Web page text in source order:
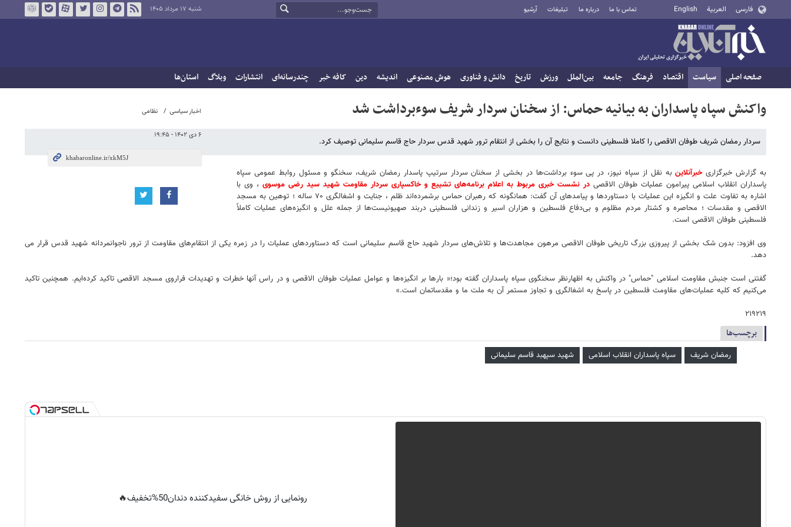
فارسی العربية English تماس با ما درباره ما تبلیغات آرشیو شنبه ۱۷ مرداد ۱۴۰۵
صفحه اصلی سیاست اقتصاد فرهنگ جامعه بین‌الملل ورزش تاریخ دانش و فناوری هوش مصنوعی اندیشه دین کافه خبر چندرسانه‌ای انتشارات وبلاگ استان‌ها
اخبار سیاسی نظامی
۶ دی ۱۴۰۲ - ۱۹:۴۵
واکنش سپاه پاسداران به بیانیه حماس: از سخنان سردار شریف سوءبرداشت شد
سردار رمضان شریف طوفان الاقصی را کاملا فلسطینی دانست و نتایج آن را بخشی از انتقام ترور شهید قدس سردار حاج قاسم سلیمانی توصیف کرد.
به گزارش خبرگزاریخبرآنلاینبه نقل از سپاه نیوز، در پی سوء برداشت‌ها در بخشی از سخنان سردار سرتیپ پاسدار رمضان شریف، سخنگو و مسئول روابط عمومی سپاه
پاسداران انقلاب اسلامی پیرامون عملیات طوفان الاقصی در نشست خبری مربوط به اعلام برنامه‌های تشییع و خاکسپاری سردار مقاومت شهید سید رضی موسوی ، وی با
اشاره به تفاوت علت و انگیزه این عملیات با دستاوردها و پیامدهای آن گفت: همانگونه که رهبران حماس برشمرده‌اند ظلم ، جنایت و اشغالگری ۷۰ ساله ؛ توهین به مسجد
الاقصی و مقدسات ؛ محاصره و کشتار مردم مظلوم و بی‌دفاع فلسطین و هزاران اسیر و زندانی فلسطینی دربند صهیونیست‌ها از جمله علل و انگیزه‌های عملیات کاملاً
فلسطینی طوفان الاقصی است.
وی افزود: بدون شک بخشی از پیروزی بزرگ تاریخی طوفان الاقصی مرهون مجاهدت‌ها و تلاش‌های سردار شهید حاج قاسم سلیمانی است که دستاوردهای عملیات را در زمره یکی از انتقام‌های مقاومت از ترور ناجوانمردانه شهید قدس قرار می
دهد.
گفتنی است جنبش مقاومت اسلامی "حماس" در واکنش به اظهارنظر سخنگوی سپاه پاسداران گفته بود؛« بارها بر انگیزه‌ها و عوامل عملیات طوفان الاقصی و در راس آنها خطرات و تهدیدات فراروی مسجد الاقصی تاکید کرده‌ایم. همچنین تاکید
می‌کنیم که کلیه عملیات‌های مقاومت فلسطین در پاسخ به اشغالگری و تجاوز مستمر آن به ملت ما و مقدساتمان است.»
۲۱۹۲۱۹
برچسب‌ها
رمضان شریف سپاه پاسداران انقلاب اسلامی شهید سپهبد قاسم سلیمانی
رونمایی از روش خانگی سفیدکننده دندان50%تخفیف🔥